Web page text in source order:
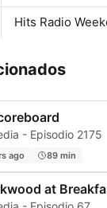
Hits Radio
- Episodio 2175
ago 89 min
at